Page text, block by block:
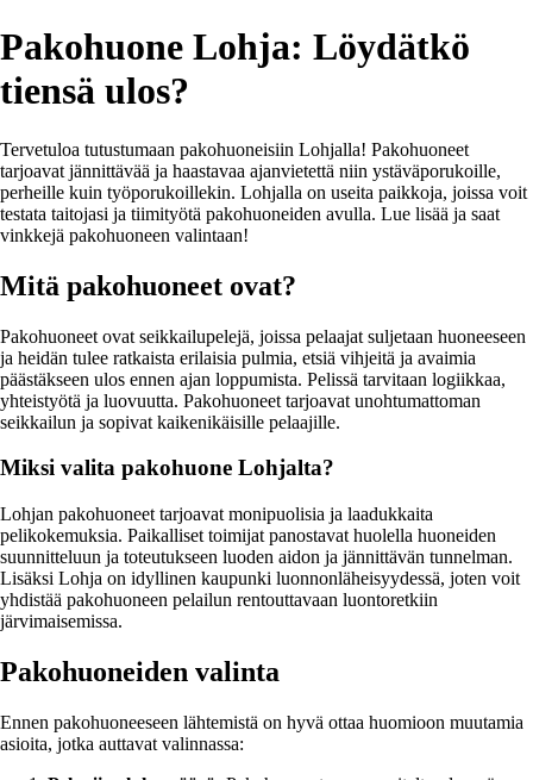
Pakohuone Lohja: Löydätkö
tiensä ulos?
Tervetuloa tutustumaan pakohuoneisiin Lohjalla! Pakohuoneet
tarjoavat jännittävää ja haastavaa ajanvietettä niin ystäväporukoille,
perheille kuin työporukoillekin. Lohjalla on useita paikkoja, joissa voit
testata taitojasi ja tiimityötä pakohuoneiden avulla. Lue lisää ja saat
vinkkejä pakohuoneen valintaan!
Mitä pakohuoneet ovat?
Pakohuoneet ovat seikkailupelejä, joissa pelaajat suljetaan huoneeseen
ja heidän tulee ratkaista erilaisia pulmia, etsiä vihjeitä ja avaimia
päästäkseen ulos ennen ajan loppumista. Pelissä tarvitaan logiikkaa,
yhteistyötä ja luovuutta. Pakohuoneet tarjoavat unohtumattoman
seikkailun ja sopivat kaikenikäisille pelaajille.
Miksi valita pakohuone Lohjalta?
Lohjan pakohuoneet tarjoavat monipuolisia ja laadukkaita
pelikokemuksia. Paikalliset toimijat panostavat huolella huoneiden
suunnitteluun ja toteutukseen luoden aidon ja jännittävän tunnelman.
Lisäksi Lohja on idyllinen kaupunki luonnonläheisyydessä, joten voit
yhdistää pakohuoneen pelailun rentouttavaan luontoretkiin
järvimaisemissa.
Pakohuoneiden valinta
Ennen pakohuoneeseen lähtemistä on hyvä ottaa huomioon muutamia
asioita, jotka auttavat valinnassa: